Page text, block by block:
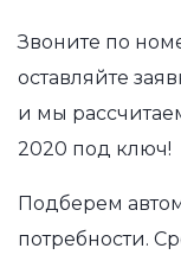
Звоните по
оставляйте
и мы
2020 под ключ!
Подберем
потребности.